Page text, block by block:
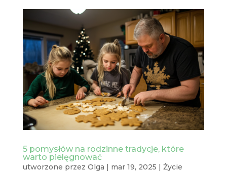
5 pomysłów na rodzinne tradycje, które
warto pielęgnować
utworzone przez Olga | mar 19, 2025 | Życie